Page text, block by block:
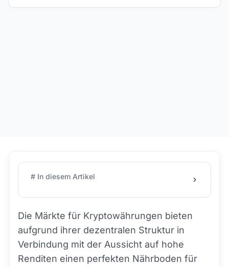
# In diesem Artikel
Die Märkte für Kryptowährungen bieten
aufgrund ihrer dezentralen Struktur in
Verbindung mit der Aussicht auf hohe
Renditen einen perfekten Nährboden für